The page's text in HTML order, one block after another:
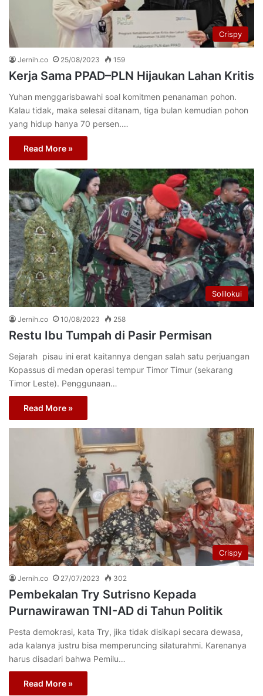
Crispy
Jernih.co 25/08/2023 159
Kerja Sama PPAD–PLN Hijaukan Lahan Kritis
Yuhan menggarisbawahi soal komitmen penanaman pohon.
Kalau tidak, maka selesai ditanam, tiga bulan kemudian pohon
yang hidup hanya 70 persen.…
Read More »
Solilokui
Jernih.co 10/08/2023 258
Restu Ibu Tumpah di Pasir Permisan
Sejarah pisau ini erat kaitannya dengan salah satu perjuangan
Kopassus di medan operasi tempur Timor Timur (sekarang
Timor Leste). Penggunaan…
Read More »
Crispy
Jernih.co 27/07/2023 302
Pembekalan Try Sutrisno Kepada
Purnawirawan TNI-AD di Tahun Politik
Pesta demokrasi, kata Try, jika tidak disikapi secara dewasa,
ada kalanya justru bisa memperuncing silaturahmi. Karenanya
harus disadari bahwa Pemilu…
Read More »